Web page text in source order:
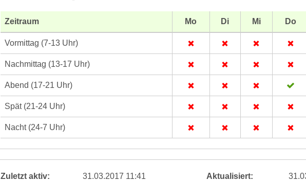
Zeitraum Mo Di Mi Do
Vormittag (7-13 Uhr)
Nachmittag (13-17 Uhr)
Abend (17-21 Uhr)
Spät (21-24 Uhr)
Nacht (24-7 Uhr)
Zuletzt aktiv: 31.03.2017 11:41 Aktualisiert: